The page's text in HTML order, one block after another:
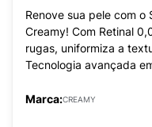
Renove sua pele com o
Creamy! Com Retinal
rugas, uniformiza a
Tecnologia avançada
Marca:CREAMY